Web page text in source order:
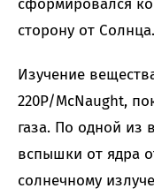
сформировался
сторону от Солнца.
Изучение
220P/McNaught,
газа. По одной из
вспышки от ядра
солнечному